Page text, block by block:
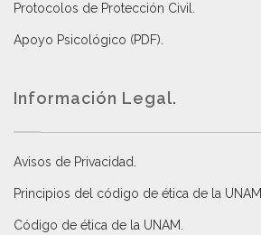
Protocolos de Protección Civil
Apoyo Psicológico (PDF)
Información Legal.
Avisos de Privacidad
Principios del código de ética de la UNAM
Código de ética de la UNAM